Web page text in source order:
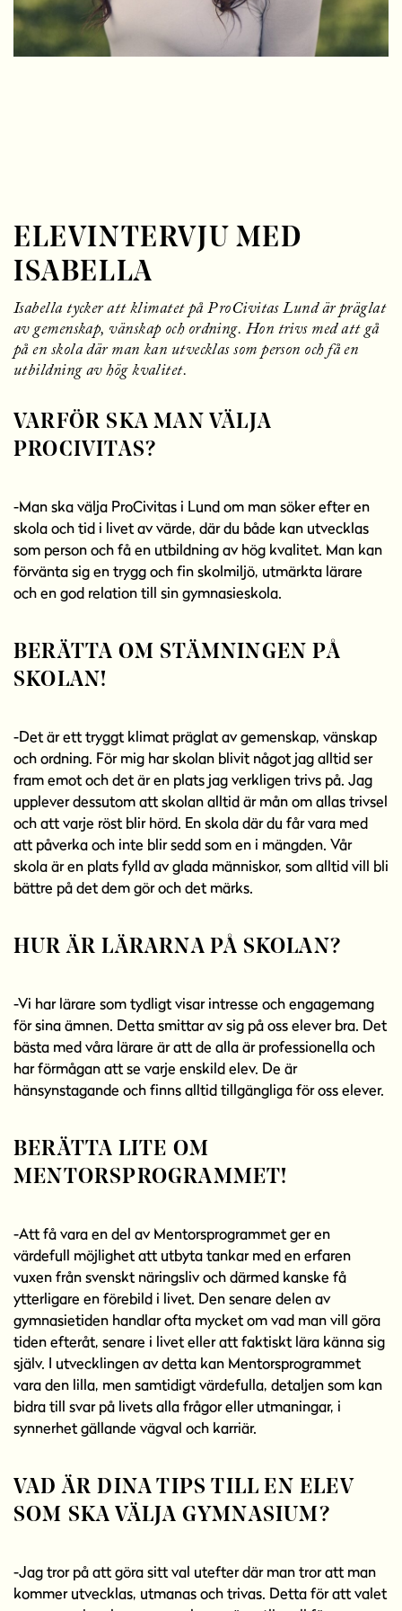
ELEVINTERVJU MED
ISABELLA
Isabella tycker att klimatet på ProCivitas Lund är präglat
av gemenskap, vänskap och ordning. Hon trivs med att gå
på en skola där man kan utvecklas som person och få en
utbildning av hög kvalitet.
VARFÖR SKA MAN VÄLJA
PROCIVITAS?
-Man ska välja ProCivitas i Lund om man söker efter en
skola och tid i livet av värde, där du både kan utvecklas
som person och få en utbildning av hög kvalitet. Man kan
förvänta sig en trygg och fin skolmiljö, utmärkta lärare
och en god relation till sin gymnasieskola.
BERÄTTA OM STÄMNINGEN PÅ
SKOLAN!
-Det är ett tryggt klimat präglat av gemenskap, vänskap
och ordning. För mig har skolan blivit något jag alltid ser
fram emot och det är en plats jag verkligen trivs på. Jag
upplever dessutom att skolan alltid är mån om allas trivsel
och att varje röst blir hörd. En skola där du får vara med
att påverka och inte blir sedd som en i mängden. Vår
skola är en plats fylld av glada människor, som alltid vill bli
bättre på det dem gör och det märks.
HUR ÄR LÄRARNA PÅ SKOLAN?
-Vi har lärare som tydligt visar intresse och engagemang
för sina ämnen. Detta smittar av sig på oss elever bra. Det
bästa med våra lärare är att de alla är professionella och
har förmågan att se varje enskild elev. De är
hänsynstagande och finns alltid tillgängliga för oss elever.
BERÄTTA LITE OM
MENTORSPROGRAMMET!
-Att få vara en del av Mentorsprogrammet ger en
värdefull möjlighet att utbyta tankar med en erfaren
vuxen från svenskt näringsliv och därmed kanske få
ytterligare en förebild i livet. Den senare delen av
gymnasietiden handlar ofta mycket om vad man vill göra
tiden efteråt, senare i livet eller att faktiskt lära känna sig
själv. I utvecklingen av detta kan Mentorsprogrammet
vara den lilla, men samtidigt värdefulla, detaljen som kan
bidra till svar på livets alla frågor eller utmaningar, i
synnerhet gällande vägval och karriär.
VAD ÄR DINA TIPS TILL EN ELEV
SOM SKA VÄLJA GYMNASIUM?
-Jag tror på att göra sitt val utefter där man tror att man
kommer utvecklas, utmanas och trivas. Detta för att valet